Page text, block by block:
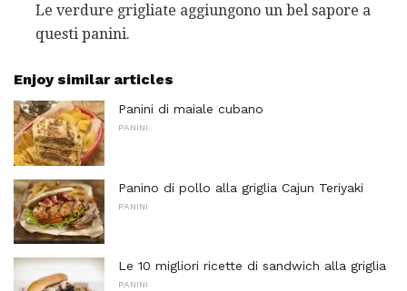
Le verdure grigliate aggiungono un bel sapore a
questi panini.
Enjoy similar articles
Panini di maiale cubano
PANINI
Panino di pollo alla griglia Cajun Teriyaki
PANINI
Le 10 migliori ricette di sandwich alla griglia
PANINI